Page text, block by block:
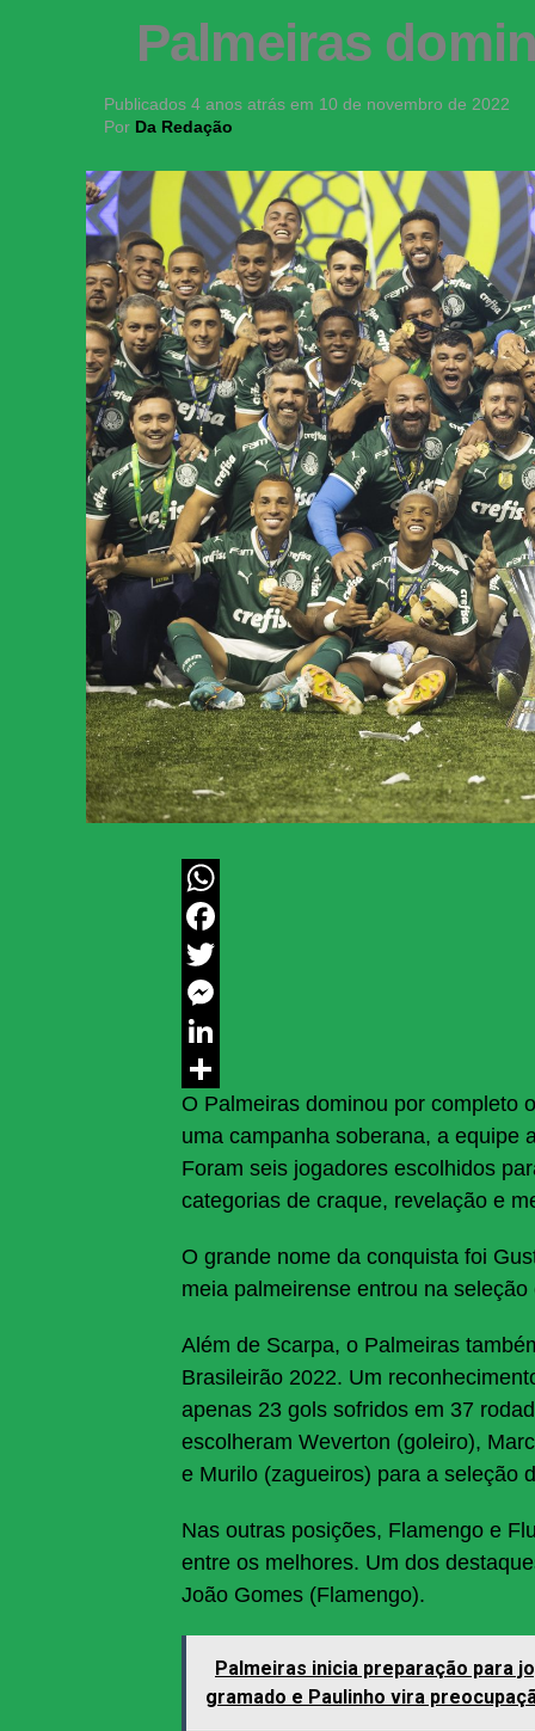
Palmeiras
Publicados 4 anos atrás em 10 de novembro de 2022
Por Da Redação
WhatsApp
Facebook
Twitter
Messenger
LinkedIn
Share
O Palmeiras dominou por completo
uma campanha soberana, a equipe
Foram seis jogadores escolhidos
categorias de craque, revelação e
O grande nome da conquista foi
meia palmeirense entrou na
Além de Scarpa, o Palmeiras
Brasileirão 2022. Um
apenas 23 gols sofridos em 37
escolheram Weverton (goleiro),
e Murilo (zagueiros) para a seleção
Nas outras posições, Flamengo e
entre os melhores. Um dos
João Gomes (Flamengo).
Palmeiras inicia preparação para
gramado e Paulinho vira